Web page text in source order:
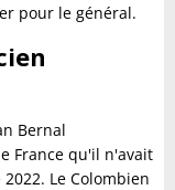
pour le général.
Bernal
France qu'il n'avait
Le Colombien